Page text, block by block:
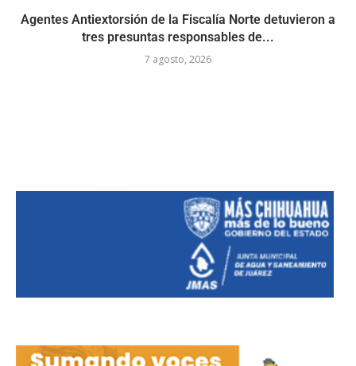
Agentes Antiextorsión de la Fiscalía Norte detuvieron a
tres presuntas responsables de...
7 agosto, 2026